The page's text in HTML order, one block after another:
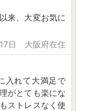
来、大変お気に
日 大阪府在住
入れて大満足で
がとても楽にな
ストレスなく使